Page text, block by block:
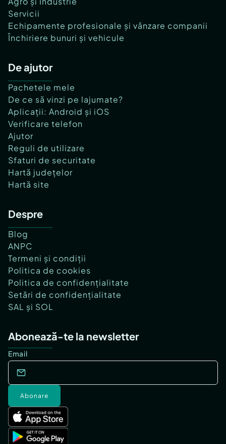
Servicii
Echipamente profesionale și vânzare companii
Închiriere bunuri și vehicule
De ajutor
Pachetele mele
De ce să vinzi pe lajumate?
Aplicații: Android și iOS
Verificare telefon
Ajutor
Reguli de utilizare
Sfaturi de securitate
Hartă județelor
Hartă site
Despre
Blog
ANPC
Termeni și condiții
Politica de cookies
Politica de confidențialitate
Setări de confidențialitate
SAL și SOL
Abonează-te la newsletter
Email
Abonare